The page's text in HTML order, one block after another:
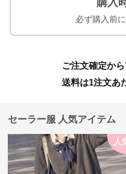
購入
必ず購入前
ご注文確定か
送料は1注文あ
セーラー服 人気アイテム
人